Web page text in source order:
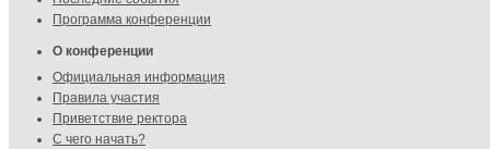
Программа конференции
О конференции
Официальная информация
Правила участия
Приветствие ректора
С чего начать?